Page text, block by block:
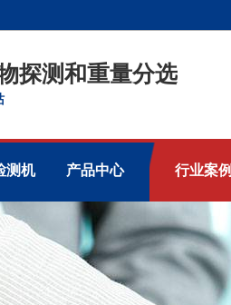
探测和重量分选
测机 产品中心 行业案例